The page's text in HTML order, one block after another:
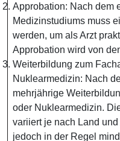
Approbation: Nach dem
Medizinstudiums muss
werden, um als Arzt
Approbation wird von
Weiterbildung zum
Nuklearmedizin: Nach
mehrjährige
oder Nuklearmedizin.
variiert je nach Land
jedoch in der Regel